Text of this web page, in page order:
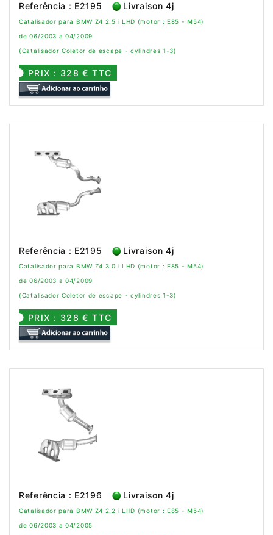
Referência : E2195 Livraison 4j
Catalisador para BMW Z4 2.5 i LHD (motor : E85 - M54)
de 06/2003 a 04/2009
(Catalisador Coletor de escape - cylindres 1-3)
PRIX : 328 € TTC
Referência : E2195 Livraison 4j
Catalisador para BMW Z4 3.0 i LHD (motor : E85 - M54)
de 06/2003 a 04/2009
(Catalisador Coletor de escape - cylindres 1-3)
PRIX : 328 € TTC
Referência : E2196 Livraison 4j
Catalisador para BMW Z4 2.2 i LHD (motor : E85 - M54)
de 06/2003 a 04/2005